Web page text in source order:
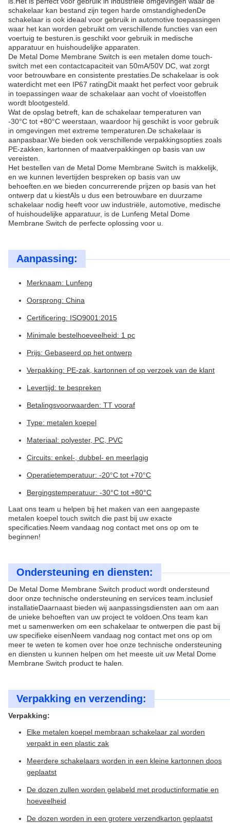
schakelaar kan bestand zijn tegen harde omstandighedenDe
schakelaar is ook ideaal voor gebruik in automotive toepassingen
waar het kan worden gebruikt om verschillende functies van een
voertuig te besturen.is geschikt voor gebruik in medische
apparatuur en huishoudelijke apparaten.
De Metal Dome Membrane Switch is een metalen dome touch-
switch met een contactcapaciteit van 50mA/50V DC, wat zorgt
voor betrouwbare en consistente prestaties.De schakelaar is ook
waterdicht met een IP67 ratingDit maakt het perfect voor gebruik
in toepassingen waar de schakelaar aan vocht of vloeistoffen
wordt blootgesteld.
Wat de opslag betreft, kan de schakelaar temperaturen van
-30°C tot +80°C weerstaan, waardoor hij geschikt is voor gebruik
in omgevingen met extreme temperaturen.De schakelaar is
aanpasbaar.We bieden ook verschillende verpakkingsopties zoals
PE-zakken, kartonnen of maatverpakkingen op basis van uw
vereisten.
Het bestellen van de Metal Dome Membrane Switch is makkelijk,
en we kunnen levertijden bespreken op basis van uw
behoeften.en we bieden concurrerende prijzen op basis van het
ontwerp dat u kiestAls u dus een betrouwbare en duurzame
schakelaar nodig heeft voor uw industriële, automotive, medische
of huishoudelijke apparatuur, is de Lunfeng Metal Dome
Membrane Switch de perfecte oplossing voor u.
Aanpassing:
Merknaam: Lunfeng
Oorsprong: China
Certificering: ISO9001:2015
Minimale bestelhoeveelheid: 1 pc
Prijs: Gebaseerd op het ontwerp
Verpakking: PE-zak, kartonnen of op verzoek van de klant
Levertijd: te bespreken
Betalingsvoorwaarden: TT vooraf
Type: metalen koepel
Materiaal: polyester, PC, PVC
Circuits: enkel-, dubbel- en meerlagig
Operatietemperatuur: -20°C tot +70°C
Bergingstemperatuur: -30°C tot +80°C
Laat ons team u helpen bij het maken van een aangepaste
metalen koepel touch switch die past bij uw exacte
specificaties.Neem vandaag nog contact met ons op om te
beginnen!
Ondersteuning en diensten:
De Metal Dome Membrane Switch product wordt ondersteund
door onze technische ondersteuning en services team.inclusief
installatieDaarnaast bieden wij aanpassingsdiensten aan om aan
de unieke behoeften van uw project te voldoen.Ons team kan
met u samenwerken om een schakelaar te ontwerpen die past bij
uw specifieke eisenNeem vandaag nog contact met ons op om
meer te weten te komen over hoe onze technische ondersteuning
en diensten u kunnen helpen om het meeste uit uw Metal Dome
Membrane Switch product te halen.
Verpakking en verzending:
Verpakking:
Elke metalen koepel membraan schakelaar zal worden
verpakt in een plastic zak
Meerdere schakelaars worden in een kleine kartonnen doos
geplaatst
De dozen zullen worden gelabeld met productinformatie en
hoeveelheid
De dozen worden in een grotere verzendkarton geplaatst